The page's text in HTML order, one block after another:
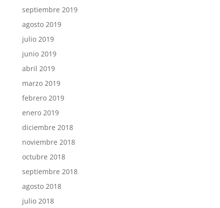
septiembre 2019
agosto 2019
julio 2019
junio 2019
abril 2019
marzo 2019
febrero 2019
enero 2019
diciembre 2018
noviembre 2018
octubre 2018
septiembre 2018
agosto 2018
julio 2018